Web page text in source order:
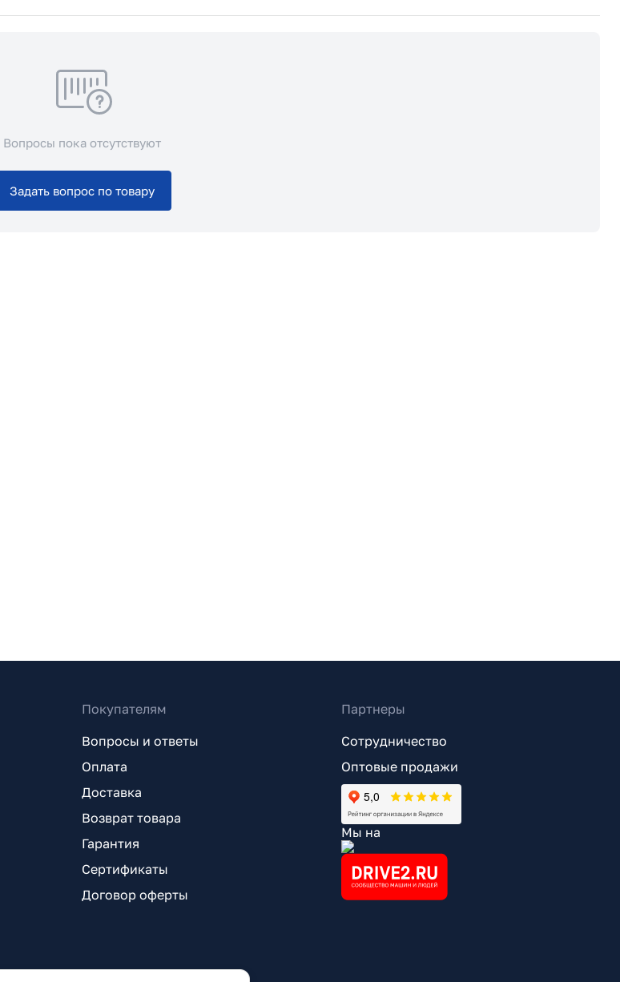
Вопросы пока отсутствуют
Задать вопрос по товару
Покупателям
Вопросы и ответы
Оплата
Доставка
Возврат товара
Гарантия
Сертификаты
Договор оферты
Партнеры
Сотрудничество
Оптовые продажи
Мы на